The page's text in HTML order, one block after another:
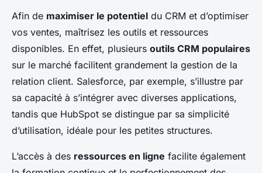
Afin de maximiser le potentiel du CRM et d’optimiser
vos ventes, maîtrisez les outils et ressources
disponibles. En effet, plusieurs outils CRM populaires
sur le marché facilitent grandement la gestion de la
relation client. Salesforce, par exemple, s’illustre par
sa capacité à s’intégrer avec diverses applications,
tandis que HubSpot se distingue par sa simplicité
d’utilisation, idéale pour les petites structures.
L’accès à des ressources en ligne facilite également